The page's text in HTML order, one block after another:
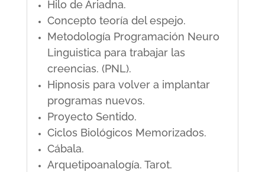
Hilo de Ariadna.
Concepto teoría del espejo.
Metodología Programación Neuro
Linguistica para trabajar las
creencias. (PNL).
Hipnosis para volver a implantar
programas nuevos.
Proyecto Sentido.
Ciclos Biológicos Memorizados.
Cábala.
Arquetipoanalogía. Tarot.